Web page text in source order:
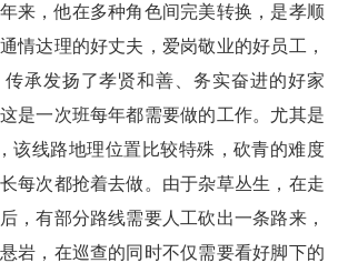
来，他在多种角色间完美转换，是孝顺
情达理的好丈夫，爱岗敬业的好员工，
承发扬了孝贤和善、务实奋进的好家
是一次班每年都需要做的工作。尤其是
该线路地理位置比较特殊，砍青的难度
每次都抢着去做。由于杂草丛生，在走
，有部分路线需要人工砍出一条路来，
岩，在巡查的同时不仅需要看好脚下的